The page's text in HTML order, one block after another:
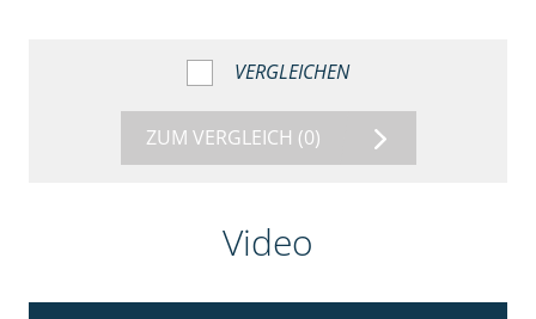
VERGLEICHEN
ZUM VERGLEICH (0)
Video